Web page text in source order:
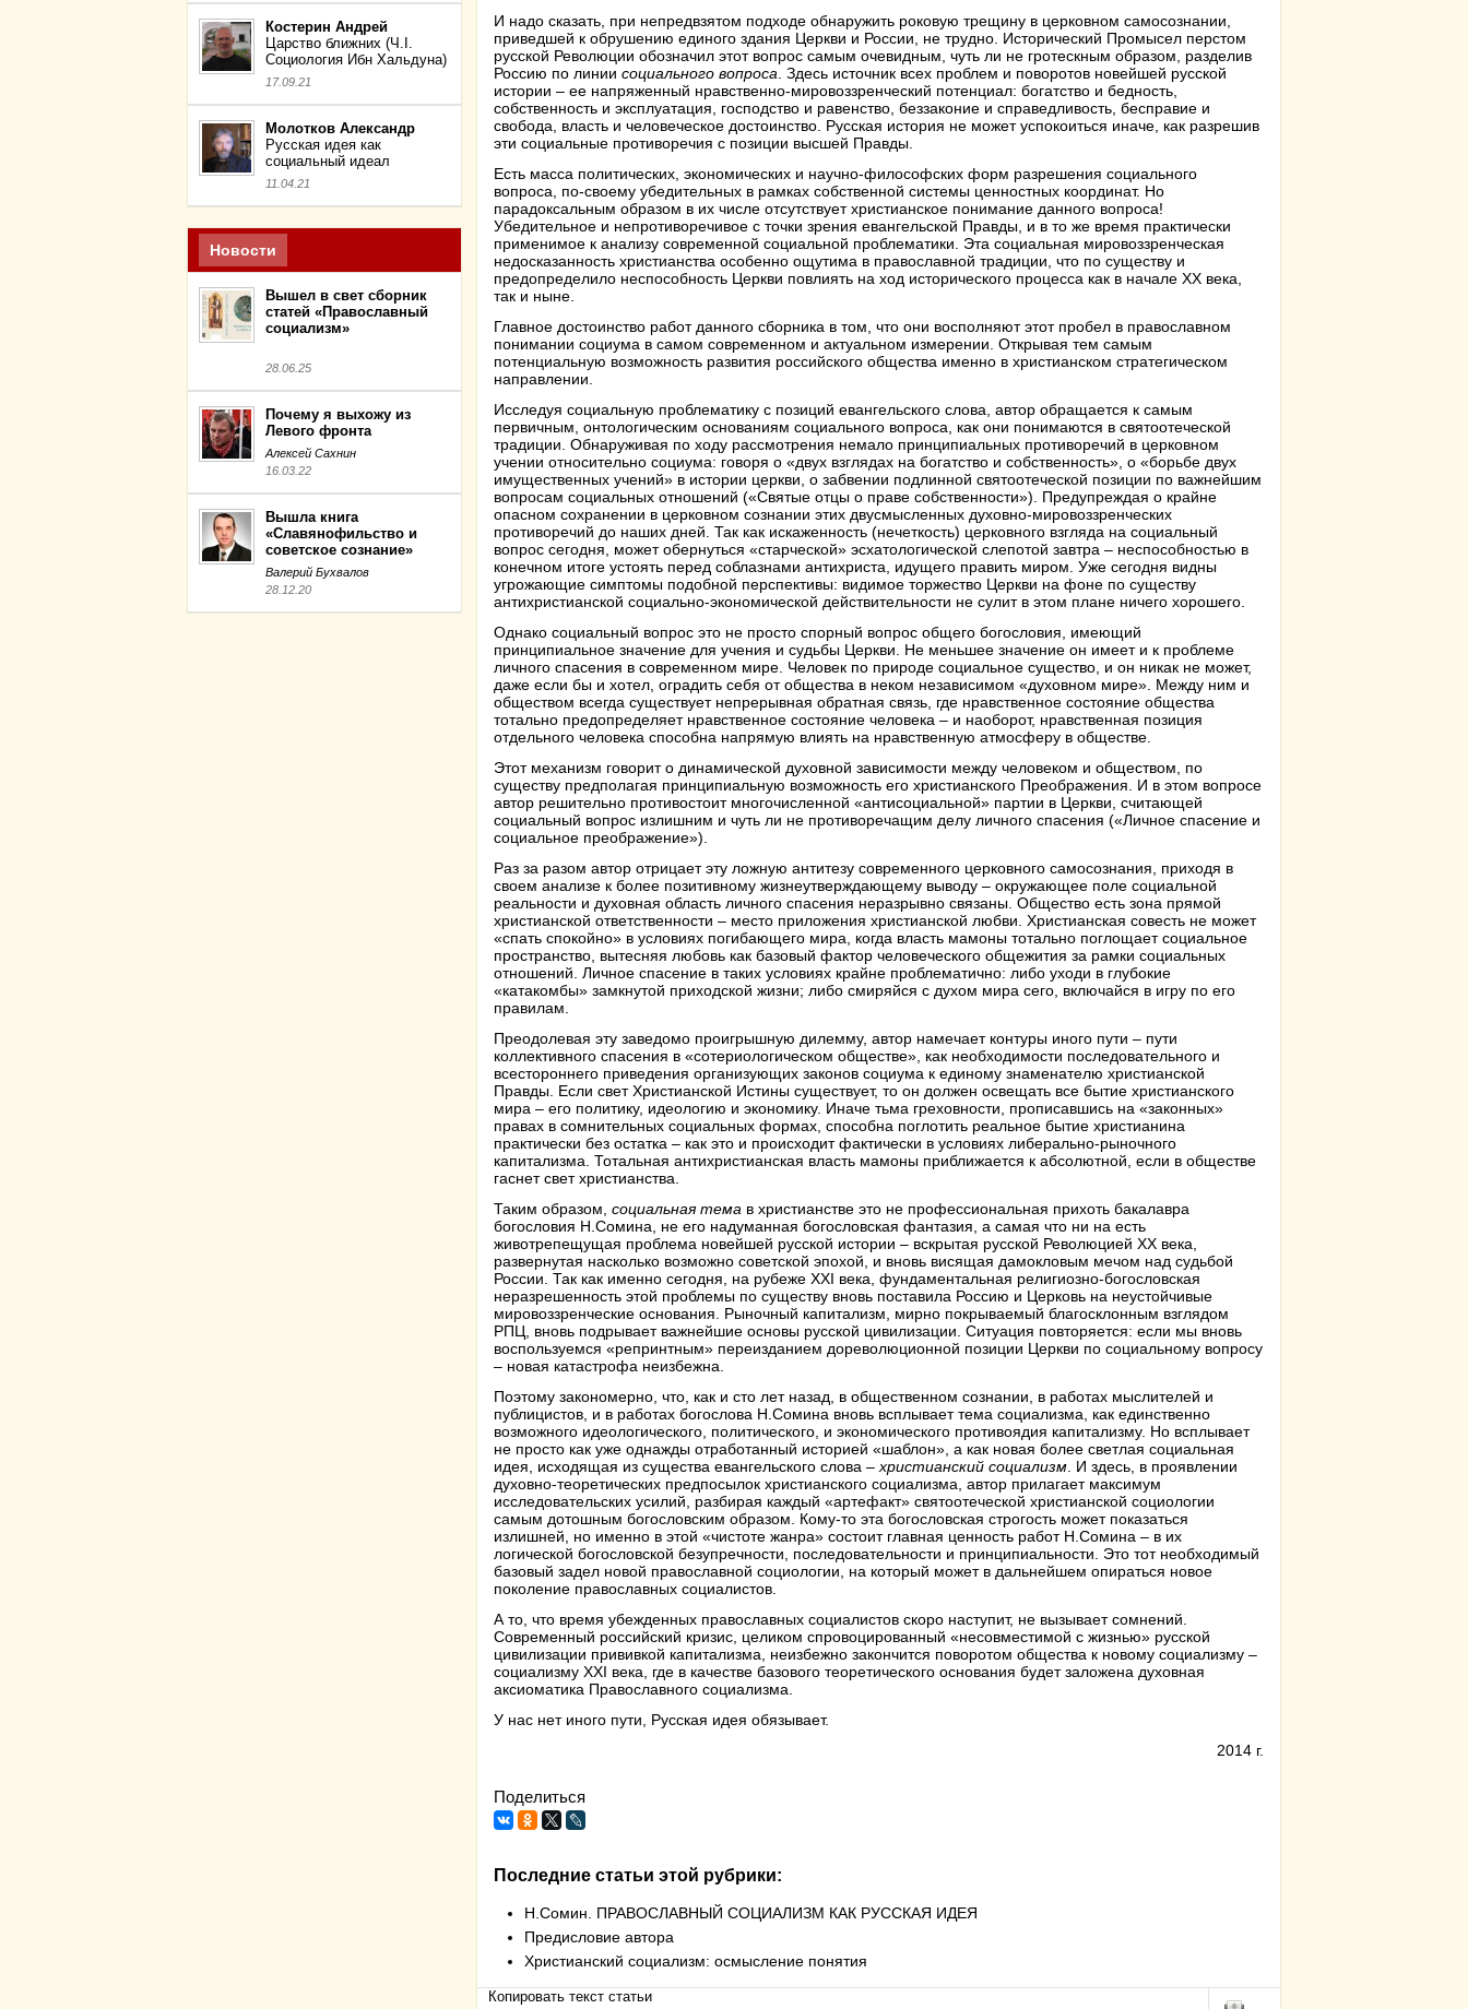
Костерин Андрей
Царство ближних (Ч.I.
Социология Ибн Хальдуна)
17.09.21
Молотков Александр
Русская идея как
социальный идеал
11.04.21
Новости
Вышел в свет сборник
статей «Православный
социализм»
28.06.25
Почему я выхожу из
Левого фронта
Алексей Сахнин
16.03.22
Вышла книга
«Славянофильство и
советское сознание»
Валерий Бухвалов
28.12.20
И надо сказать, при непредвзятом подходе обнаружить роковую трещину в церковном самосознании,
приведшей к обрушению единого здания Церкви и России, не трудно. Исторический Промысел перстом
русской Революции обозначил этот вопрос самым очевидным, чуть ли не гротескным образом, разделив
Россию по линии социального вопроса . Здесь источник всех проблем и поворотов новейшей русской
истории – ее напряженный нравственно-мировоззренческий потенциал: богатство и бедность,
собственность и эксплуатация, господство и равенство, беззаконие и справедливость, бесправие и
свобода, власть и человеческое достоинство. Русская история не может успокоиться иначе, как разрешив
эти социальные противоречия с позиции высшей Правды.
Есть масса политических, экономических и научно-философских форм разрешения социального
вопроса, по-своему убедительных в рамках собственной системы ценностных координат. Но
парадоксальным образом в их числе отсутствует христианское понимание данного вопроса!
Убедительное и непротиворечивое с точки зрения евангельской Правды, и в то же время практически
применимое к анализу современной социальной проблематики. Эта социальная мировоззренческая
недосказанность христианства особенно ощутима в православной традиции, что по существу и
предопределило неспособность Церкви повлиять на ход исторического процесса как в начале XX века,
так и ныне.
Главное достоинство работ данного сборника в том, что они восполняют этот пробел в православном
понимании социума в самом современном и актуальном измерении. Открывая тем самым
потенциальную возможность развития российского общества именно в христианском стратегическом
направлении.
Исследуя социальную проблематику с позиций евангельского слова, автор обращается к самым
первичным, онтологическим основаниям социального вопроса, как они понимаются в святоотеческой
традиции. Обнаруживая по ходу рассмотрения немало принципиальных противоречий в церковном
учении относительно социума: говоря о «двух взглядах на богатство и собственность», о «борьбе двух
имущественных учений» в истории церкви, о забвении подлинной святоотеческой позиции по важнейшим
вопросам социальных отношений («Святые отцы о праве собственности»). Предупреждая о крайне
опасном сохранении в церковном сознании этих двусмысленных духовно-мировоззренческих
противоречий до наших дней. Так как искаженность (нечеткость) церковного взгляда на социальный
вопрос сегодня, может обернуться «старческой» эсхатологической слепотой завтра – неспособностью в
конечном итоге устоять перед соблазнами антихриста, идущего править миром. Уже сегодня видны
угрожающие симптомы подобной перспективы: видимое торжество Церкви на фоне по существу
антихристианской социально-экономической действительности не сулит в этом плане ничего хорошего.
Однако социальный вопрос это не просто спорный вопрос общего богословия, имеющий
принципиальное значение для учения и судьбы Церкви. Не меньшее значение он имеет и к проблеме
личного спасения в современном мире. Человек по природе социальное существо, и он никак не может,
даже если бы и хотел, оградить себя от общества в неком независимом «духовном мире». Между ним и
обществом всегда существует непрерывная обратная связь, где нравственное состояние общества
тотально предопределяет нравственное состояние человека – и наоборот, нравственная позиция
отдельного человека способна напрямую влиять на нравственную атмосферу в обществе.
Этот механизм говорит о динамической духовной зависимости между человеком и обществом, по
существу предполагая принципиальную возможность его христианского Преображения. И в этом вопросе
автор решительно противостоит многочисленной «антисоциальной» партии в Церкви, считающей
социальный вопрос излишним и чуть ли не противоречащим делу личного спасения («Личное спасение и
социальное преображение»).
Раз за разом автор отрицает эту ложную антитезу современного церковного самосознания, приходя в
своем анализе к более позитивному жизнеутверждающему выводу – окружающее поле социальной
реальности и духовная область личного спасения неразрывно связаны. Общество есть зона прямой
христианской ответственности – место приложения христианской любви. Христианская совесть не может
«спать спокойно» в условиях погибающего мира, когда власть мамоны тотально поглощает социальное
пространство, вытесняя любовь как базовый фактор человеческого общежития за рамки социальных
отношений. Личное спасение в таких условиях крайне проблематично: либо уходи в глубокие
«катакомбы» замкнутой приходской жизни; либо смиряйся с духом мира сего, включайся в игру по его
правилам.
Преодолевая эту заведомо проигрышную дилемму, автор намечает контуры иного пути – пути
коллективного спасения в «сотериологическом обществе», как необходимости последовательного и
всестороннего приведения организующих законов социума к единому знаменателю христианской
Правды. Если свет Христианской Истины существует, то он должен освещать все бытие христианского
мира – его политику, идеологию и экономику. Иначе тьма греховности, прописавшись на «законных»
правах в сомнительных социальных формах, способна поглотить реальное бытие христианина
практически без остатка – как это и происходит фактически в условиях либерально-рыночного
капитализма. Тотальная антихристианская власть мамоны приближается к абсолютной, если в обществе
гаснет свет христианства.
Таким образом, социальная тема в христианстве это не профессиональная прихоть бакалавра
богословия Н.Сомина, не его надуманная богословская фантазия, а самая что ни на есть
животрепещущая проблема новейшей русской истории – вскрытая русской Революцией XX века,
развернутая насколько возможно советской эпохой, и вновь висящая дамокловым мечом над судьбой
России. Так как именно сегодня, на рубеже XXI века, фундаментальная религиозно-богословская
неразрешенность этой проблемы по существу вновь поставила Россию и Церковь на неустойчивые
мировоззренческие основания. Рыночный капитализм, мирно покрываемый благосклонным взглядом
РПЦ, вновь подрывает важнейшие основы русской цивилизации. Ситуация повторяется: если мы вновь
воспользуемся «репринтным» переизданием дореволюционной позиции Церкви по социальному вопросу
– новая катастрофа неизбежна.
Поэтому закономерно, что, как и сто лет назад, в общественном сознании, в работах мыслителей и
публицистов, и в работах богослова Н.Сомина вновь всплывает тема социализма, как единственно
возможного идеологического, политического, и экономического противоядия капитализму. Но всплывает
не просто как уже однажды отработанный историей «шаблон», а как новая более светлая социальная
идея, исходящая из существа евангельского слова – христианский социализм . И здесь, в проявлении
духовно-теоретических предпосылок христианского социализма, автор прилагает максимум
исследовательских усилий, разбирая каждый «артефакт» святоотеческой христианской социологии
самым дотошным богословским образом. Кому-то эта богословская строгость может показаться
излишней, но именно в этой «чистоте жанра» состоит главная ценность работ Н.Сомина – в их
логической богословской безупречности, последовательности и принципиальности. Это тот необходимый
базовый задел новой православной социологии, на который может в дальнейшем опираться новое
поколение православных социалистов.
А то, что время убежденных православных социалистов скоро наступит, не вызывает сомнений.
Современный российский кризис, целиком спровоцированный «несовместимой с жизнью» русской
цивилизации прививкой капитализма, неизбежно закончится поворотом общества к новому социализму –
социализму XXI века, где в качестве базового теоретического основания будет заложена духовная
аксиоматика Православного социализма.
У нас нет иного пути, Русская идея обязывает.
2014 г.
Поделиться
Последние статьи этой рубрики:
Н.Сомин. ПРАВОСЛАВНЫЙ СОЦИАЛИЗМ КАК РУССКАЯ ИДЕЯ
Предисловие автора
Христианский социализм: осмысление понятия
Копировать текст статьи